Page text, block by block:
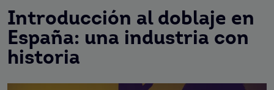
Introducción al doblaje en
España: una industria con
historia